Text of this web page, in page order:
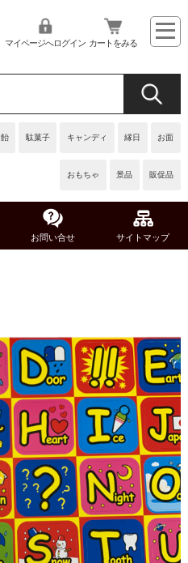
飴 駄菓子 キャンディ 縁日 お面
おもちゃ 景品 販促品
マイページへログイン カートをみる
お問い合せ サイトマップ